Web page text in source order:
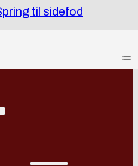
til sidefod